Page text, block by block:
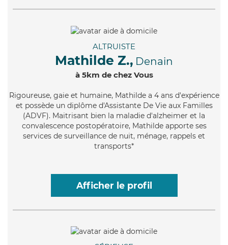
ALTRUISTE
Mathilde Z., Denain
à 5km de chez Vous
Rigoureuse, gaie et humaine, Mathilde a 4 ans d'expérience
et possède un diplôme d'Assistante De Vie aux Familles
(ADVF). Maitrisant bien la maladie d'alzheimer et la
convalescence postopératoire, Mathilde apporte ses
services de surveillance de nuit, ménage, rappels et
transports*
Afficher le profil